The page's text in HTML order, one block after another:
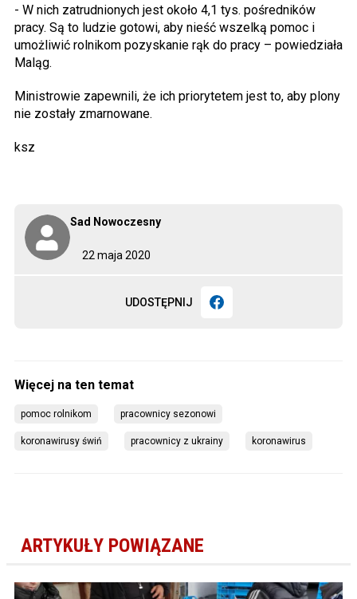
22 maja 2020
Sad Nowoczesny
UDOSTĘPNIJ
- W nich zatrudnionych jest około 4,1 tys. pośredników
pracy. Są to ludzie gotowi, aby nieść wszelką pomoc i
umożliwić rolnikom pozyskanie rąk do pracy – powiedziała
Maląg.
Ministrowie zapewnili, że ich priorytetem jest to, aby plony
nie zostały zmarnowane.
ksz
pomoc rolnikom pracownicy sezonowi
koronawirusy świń pracownicy z ukrainy koronawirus
ARTYKUŁY POWIĄZANE